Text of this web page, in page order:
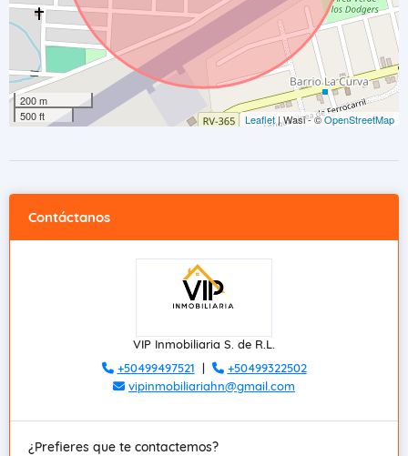
200 m
500 ft
Leaflet| Wasi - ©OpenStreetMap
Contáctanos
VIP Inmobiliaria S. de R.L.
+50499497521 |
+50499322502
vipinmobiliariahn@gmail.com
¿Prefieres que te contactemos?